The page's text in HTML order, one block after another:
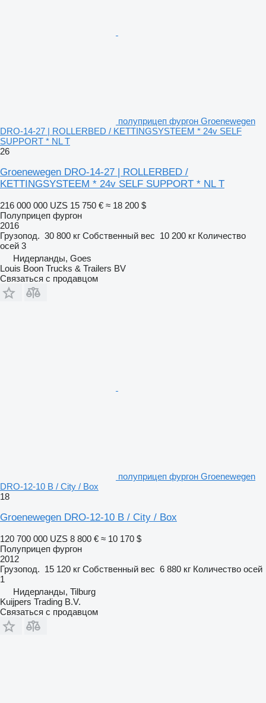
полуприцеп фургон Groenewegen
DRO-14-27 | ROLLERBED / KETTINGSYSTEEM * 24v SELF
SUPPORT * NL T
26
Groenewegen DRO-14-27 | ROLLERBED /
KETTINGSYSTEEM * 24v SELF SUPPORT * NL T
216 000 000 UZS 15 750 € ≈ 18 200 $
Полуприцеп фургон
2016
Грузопод. 30 800 кг Собственный вес 10 200 кг Количество
осей 3
Нидерланды, Goes
Louis Boon Trucks & Trailers BV
Связаться с продавцом
полуприцеп фургон Groenewegen
DRO-12-10 B / City / Box
18
Groenewegen DRO-12-10 B / City / Box
120 700 000 UZS 8 800 € ≈ 10 170 $
Полуприцеп фургон
2012
Грузопод. 15 120 кг Собственный вес 6 880 кг Количество осей
1
Нидерланды, Tilburg
Kuijpers Trading B.V.
Связаться с продавцом